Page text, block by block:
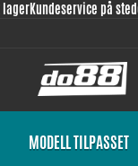
lagerKundeservice på
MODELL TILPASSET